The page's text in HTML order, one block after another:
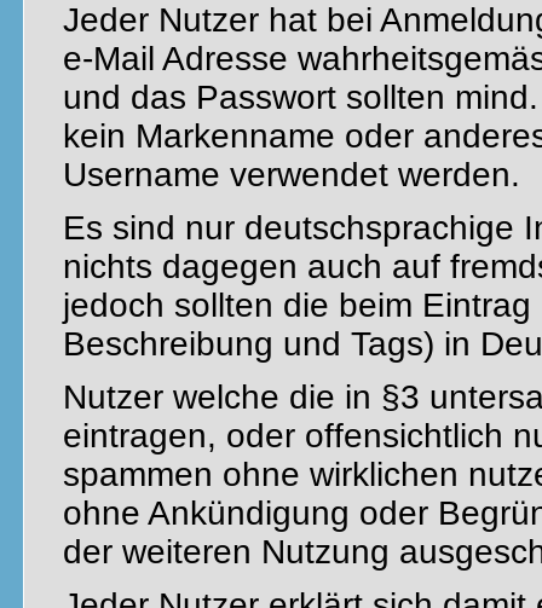
Jeder Nutzer hat bei
e-Mail Adresse
und das Passwort sollten
kein Markenname oder
Username verwendet werden.
Es sind nur deutschsprachige
nichts dagegen auch auf
jedoch sollten die beim
Beschreibung und Tags) in
Nutzer welche die in §3
eintragen, oder offensichtlich
spammen ohne wirklichen
ohne Ankündigung oder
der weiteren Nutzung